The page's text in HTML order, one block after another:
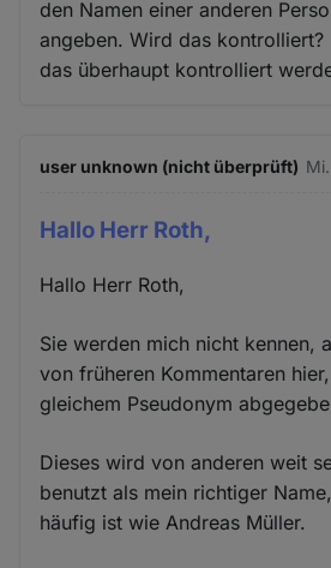
den Namen einer anderen
angeben. Wird das kontrolliert?
das überhaupt kontrolliert
user unknown (nicht überprüft)
Hallo Herr Roth,
Hallo Herr Roth,
Sie werden mich nicht kennen,
von früheren Kommentaren
gleichem Pseudonym
Dieses wird von anderen weit
benutzt als mein richtiger
häufig ist wie Andreas Müller.